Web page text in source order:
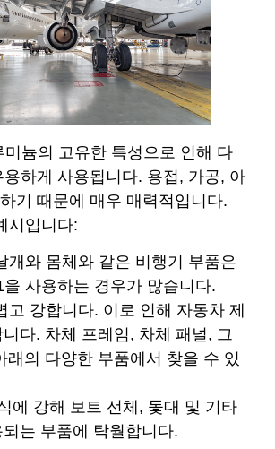
미늄의 고유한 특성으로 인해 다
하게 사용됩니다. 용접, 가공, 아
기 때문에 매우 매력적입니다.
시입니다:
개와 몸체와 같은 비행기 부품은
을 사용하는 경우가 많습니다.
고 강합니다. 이로 인해 자동차 제
다. 차체 프레임, 차체 패널, 그
래의 다양한 부품에서 찾을 수 있
에 강해 보트 선체, 돛대 및 기타
는 부품에 탁월합니다.